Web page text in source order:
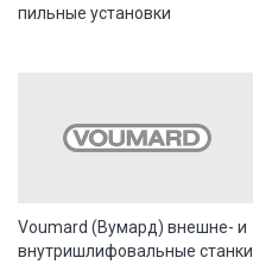
пильные установки
Voumard (Вумард) внешне- и
внутришлифовальные станки